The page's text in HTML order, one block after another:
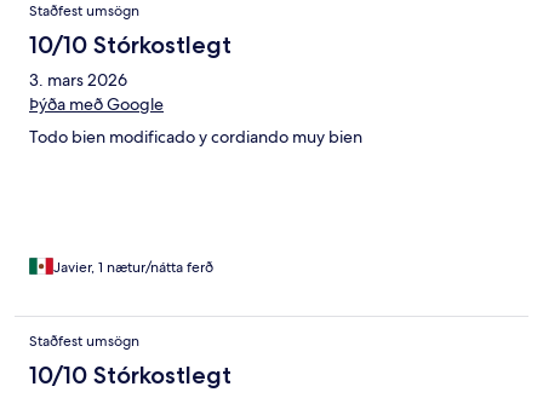
Staðfest umsögn
10/10 Stórkostlegt
3. mars 2026
Þýða með Google
Todo bien modificado y cordiando muy bien
Javier, 1 nætur/nátta ferð
Staðfest umsögn
10/10 Stórkostlegt